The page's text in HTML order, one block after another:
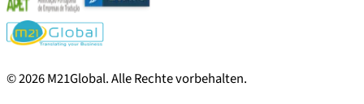
©2026M21Global.Alle Rechte vorbehalten.